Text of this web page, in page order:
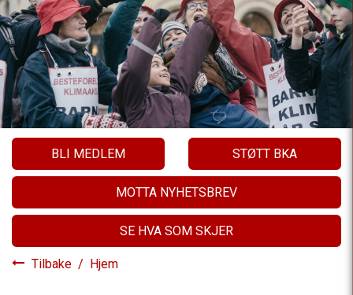
BLI MEDLEM STØTT BKA
MOTTA NYHETSBREV
SE HVA SOM SKJER
Tilbake / Hjem